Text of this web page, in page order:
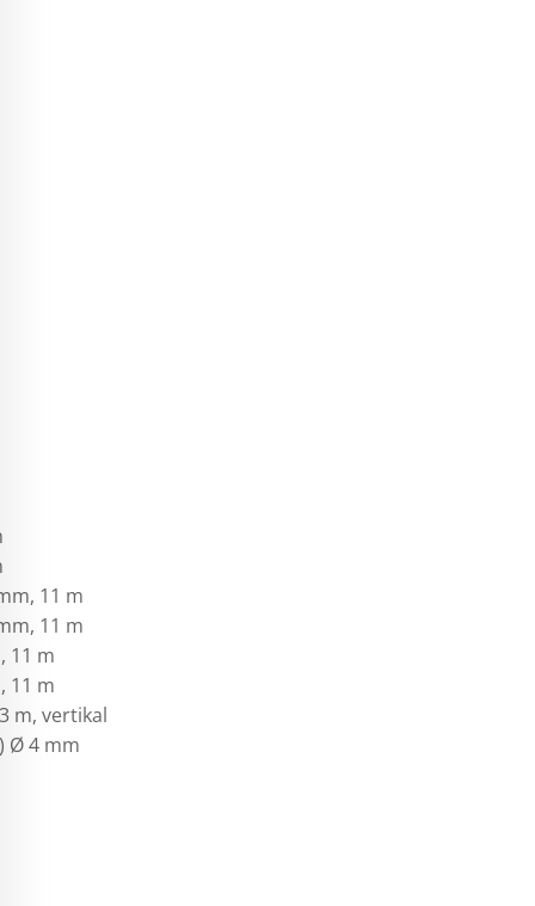
11 m
11 m
11 m
11 m
m, vertikal
Ø 4 mm